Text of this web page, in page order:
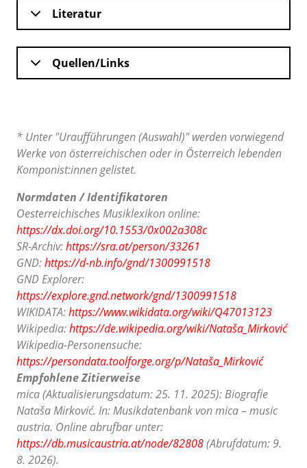
Literatur
Quellen/Links
* Unter "Uraufführungen (Auswahl)" werden vorwiegend
Werke von österreichischen oder in Österreich lebenden
Komponist:innen gelistet.
Normdaten / Identifikatoren
Oesterreichisches Musiklexikon online:
https://dx.doi.org/10.1553/0x002a308c
SR-Archiv:https://sra.at/person/33261
GND:https://d-nb.info/gnd/1300991518
GND Explorer:
https://explore.gnd.network/gnd/1300991518
WIKIDATA:https://www.wikidata.org/wiki/Q47013123
Wikipedia:https://de.wikipedia.org/wiki/Nataša_Mirković
Wikipedia-Personensuche:
https://persondata.toolforge.org/p/Nataša_Mirković
Empfohlene Zitierweise
mica (Aktualisierungsdatum: 25. 11. 2025): Biografie
Nataša Mirković. In: Musikdatenbank von mica – music
austria. Online abrufbar unter:
https://db.musicaustria.at/node/82808(Abrufdatum: 9.
8. 2026).